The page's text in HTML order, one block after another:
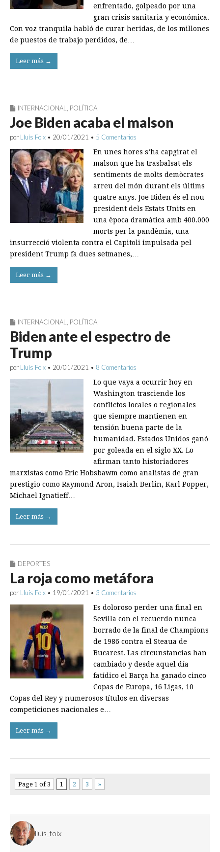
enfrentado, golpeado por una
gran crisis sanitaria y eco­nómica.
Con voz tranquila habló de curar heridas, de los millones
de puestos de trabajo perdidos, de…
Leer más →
INTERNACIONAL, POLÍTICA
Joe Biden acaba el malson
por Lluís Foix • 20/01/2021 • 5 Comentarios
En unes hores s’ha capgirat el
malson que ha trasbalsat els
sentiments de molts demòcrates
arreu del món durant els últims
quatre anys. Joe Biden és el nou
president dels Estats Units en
una època dramàtica amb 400.000
morts per la pandèmia, una
insurrecció violenta contra el Capitoli impulsada pel
president Trump fa dues setmanes,…
Leer más →
INTERNACIONAL, POLÍTICA
Biden ante el espectro de
Trump
por Lluís Foix • 20/01/2021 • 8 Comentarios
Lo que vaya a ocurrir hoy en
Washington trasciende los
conflictos locales o regionales
que siempre mantienen en
tensión buena parte de la
humanidad. Estados Unidos ganó
por goleada en el siglo XX. Lo
afirman tanto historiadores
marxistas como Eric Hobsbawm como analistas de gran
prestigio como Raymond Aron, Isaiah Berlin, Karl Popper,
Michael Ignatieff…
Leer más →
DEPORTES
La roja como metáfora
por Lluís Foix • 19/01/2021 • 3 Comentarios
Es doloroso perder una final en
Sevilla con el recuerdo nunca
borrado de la final de Champions
de 1986 contra el Steaua de
Bucarest. Las circunstancias han
cambiado y desde aquel día
fatídico el Barça ha ganado cinco
Copas de Europa, 16 Ligas, 10
Copas del Rey y numerosos títulos en diversas
competiciones nacionales e…
Leer más →
Page 1 of 3 1 2 3 »
lluis_foix